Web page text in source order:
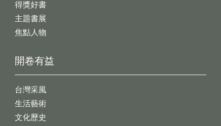
開卷有益
台灣采風
生活藝術
文化歷史
得獎好書
主題書展
焦點人物